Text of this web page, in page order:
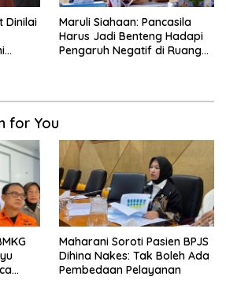
Dinilai
Maruli Siahaan: Pancasila
Harus Jadi Benteng Hadapi
Pengaruh Negatif di Ruang
for You
Maharani Soroti Pasien BPJS
Dihina Nakes: Tak Boleh Ada
Pembedaan Pelayanan